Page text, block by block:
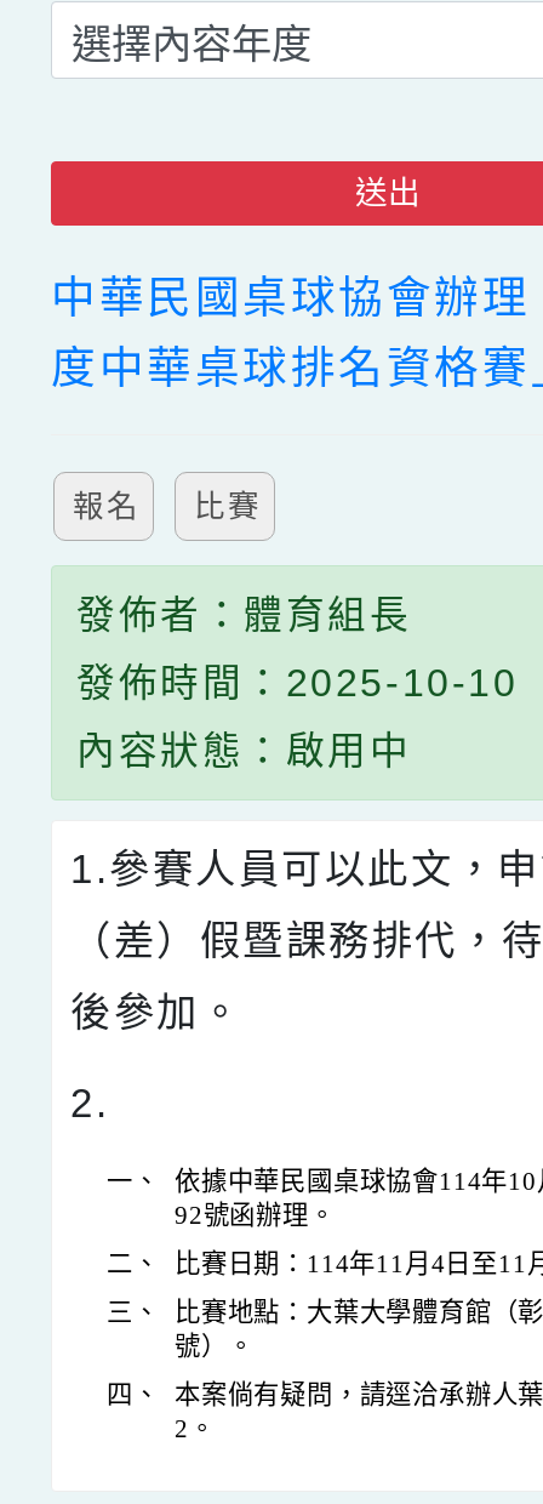
送出
中華民國桌球協會辦
度中華桌球排名資格
報名 比賽
發佈者：體育組長
發佈時間：2025-10-10
內容狀態：啟用中
1.參賽人員可以此文，
（差）假暨課務排代，
後參加。
2.
一、
依據中華民國桌球協會114年
92號函辦理。
二、
比賽日期：114年11月4日至11
三、
比賽地點：大葉大學體育館（
號）。
四、
本案倘有疑問，請逕洽承辦人
2。